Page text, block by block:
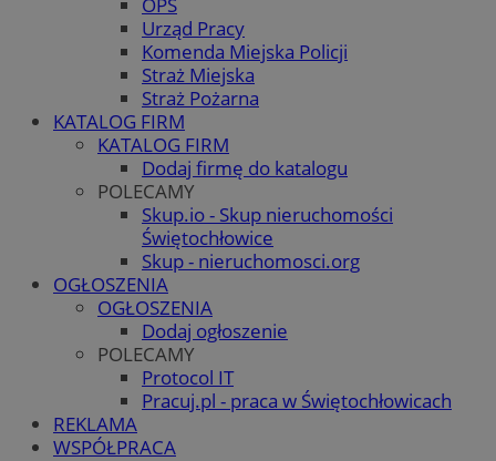
Urząd Pracy
Komenda Miejska Policji
Straż Miejska
Straż Pożarna
KATALOG FIRM
KATALOG FIRM
Dodaj firmę do katalogu
POLECAMY
Skup.io - Skup nieruchomości
Świętochłowice
Skup - nieruchomosci.org
OGŁOSZENIA
OGŁOSZENIA
Dodaj ogłoszenie
POLECAMY
Protocol IT
Pracuj.pl - praca w Świętochłowicach
REKLAMA
WSPÓŁPRACA